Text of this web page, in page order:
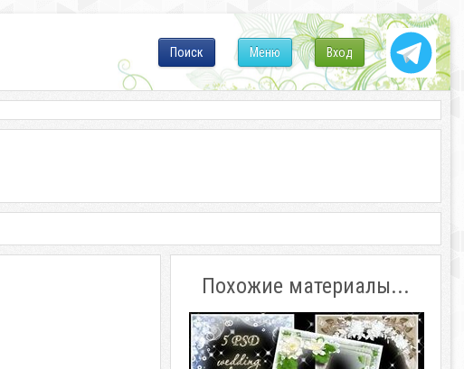
Вход
Меню
Поиск
Похожие материалы...